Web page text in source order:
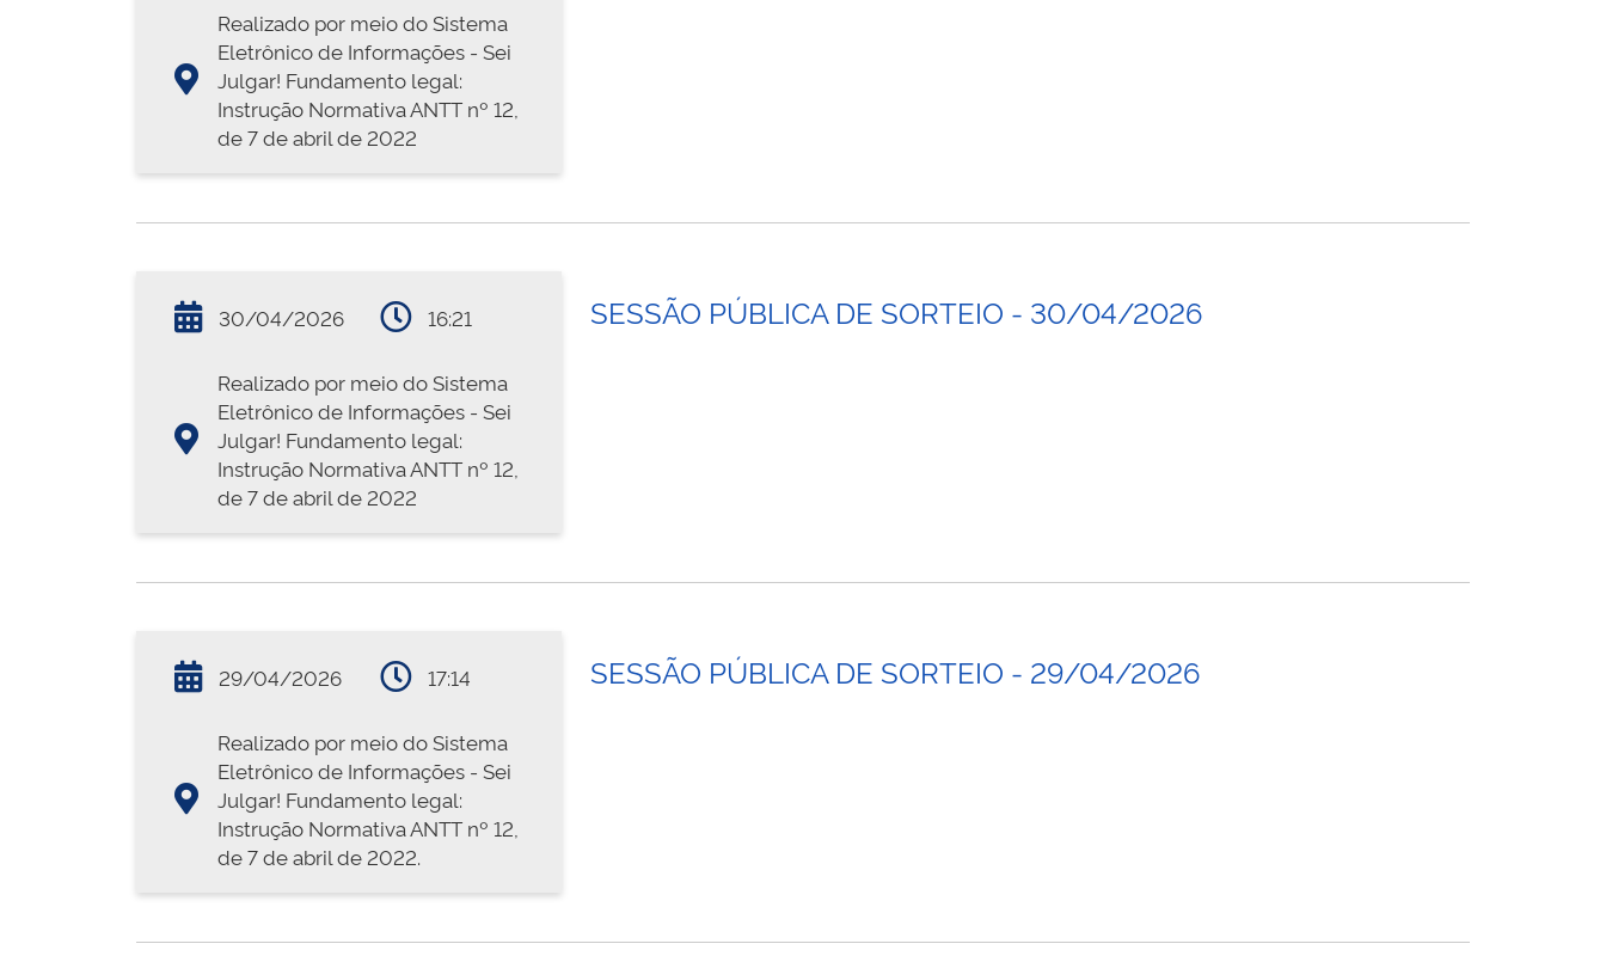
Realizado por meio do Sistema
Eletrônico de Informações - Sei
Julgar! Fundamento legal:
Instrução Normativa ANTT nº 12,
de 7 de abril de 2022
30/04/2026 16:21
Realizado por meio do Sistema
Eletrônico de Informações - Sei
Julgar! Fundamento legal:
Instrução Normativa ANTT nº 12,
de 7 de abril de 2022
SESSÃO PÚBLICA DE SORTEIO - 30/04/2026
29/04/2026 17:14
Realizado por meio do Sistema
Eletrônico de Informações - Sei
Julgar! Fundamento legal:
Instrução Normativa ANTT nº 12,
de 7 de abril de 2022.
SESSÃO PÚBLICA DE SORTEIO - 29/04/2026